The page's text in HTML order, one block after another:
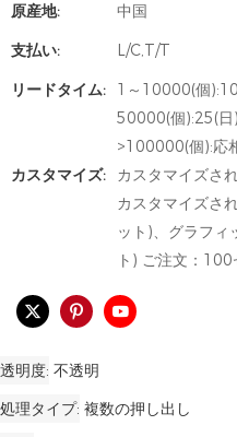
原産地:
中国
支払い:
L/C,T/T
リードタイム:
1～10000(個
50000(個):25(日
>100000(個):応
カスタマイズ:
カスタマイズさ
カスタマイズさ
ット)、グラフィ
ト) ご注文：100
透明度 不透明
処理タイプ 複数の押し出し